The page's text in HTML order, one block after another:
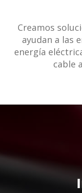
Creamos
ayudan a las
energía
cable